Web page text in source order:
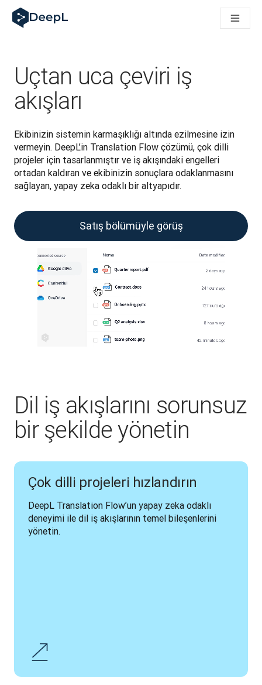
AI ajanları için DeepL
DeepL Translation Flow: Önemli kullanım senaryoları ve
Kurumsal Dil Yapay Zekasında Güvenin Şifresini Çözmek.
DeepL için Çeviri Kalite Değerlendirmesini Nasıl Geliştiriyoruz
Yüksek kaliteli metin çevirisinden gerçek zamanlı ses
Uçtan uca çeviri iş
akışları
Ekibinizin sistemin karmaşıklığı altında ezilmesine izin
vermeyin. DeepL’in Translation Flow çözümü, çok dilli
projeler için tasarlanmıştır ve iş akışındaki engelleri
ortadan kaldıran ve ekibinizin sonuçlara odaklanmasını
sağlayan, yapay zeka odaklı bir altyapıdır.
Satış bölümüyle görüş
Dil iş akışlarını sorunsuz
bir şekilde yönetin
Çok dilli projeleri hızlandırın
DeepL Translation Flow’un yapay zeka odaklı
deneyimi ile dil iş akışlarının temel bileşenlerini
yönetin.